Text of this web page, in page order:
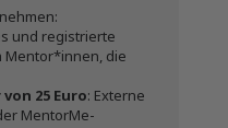
und registrierte
Mentor*innen, die
25 Euro: Externe
MentorMe-